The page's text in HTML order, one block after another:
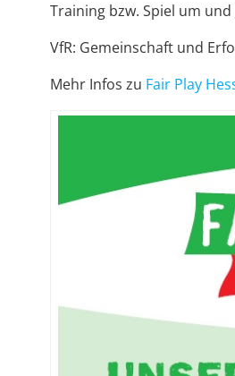
Training bzw. Spiel um
VfR: Gemeinschaft und
Mehr Infos zu Fair Play